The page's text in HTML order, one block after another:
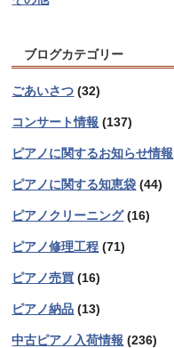
ブログカテゴリー
ごあいさつ (32)
コンサート情報 (137)
ピアノに関するお知らせ情報
ピアノに関する知恵袋 (44)
ピアノクリーニング(16)
ピアノ修理工程 (71)
ピアノ売買 (16)
ピアノ納品 (13)
中古ピアノ入荷情報 (236)